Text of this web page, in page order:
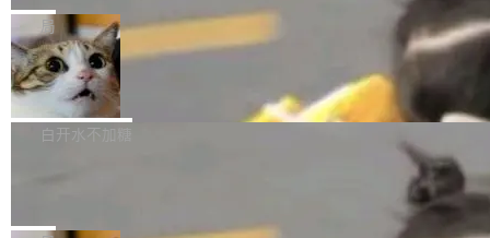
质的最低采样率）的音频格式将被拒绝 修复了 C
SS 圆角虚线样式中可能存在的问题 如果表单中
的图像元素不在同一个子树中，则它们将不再关
联 加...
最强的若干项。对于尚未正式发版的 PG 19，则
通过拉取过去一年内（从 PG 18 Beta1 时间点
至今）的所有 commit，同样交由 AI 分析提炼。
经过人工复核，准确度令人满意。这一方法也为
社区爱好者提供了高效跟踪新版本的思路。
维护工作一直与我的日常工作、家务、社交生活
和休闲娱乐竞争时间。" 这是 libexpat 维护者 S
ebastian Pipping 写在博客里的话。8 月 4 日，
他宣布了一个新消息：从 2026 年 8 月 1 日起，
他可以全职维护 libexpat 了，最长 6 个月。发
库之一。你的操作系统、浏览器、无数的基础设
局
Firefox 153.0.3 发布
Firefox 153.0.3 现已发布，具体更新内容如
下： New Smart Window 包含多项增强功能：
白开水不加糖